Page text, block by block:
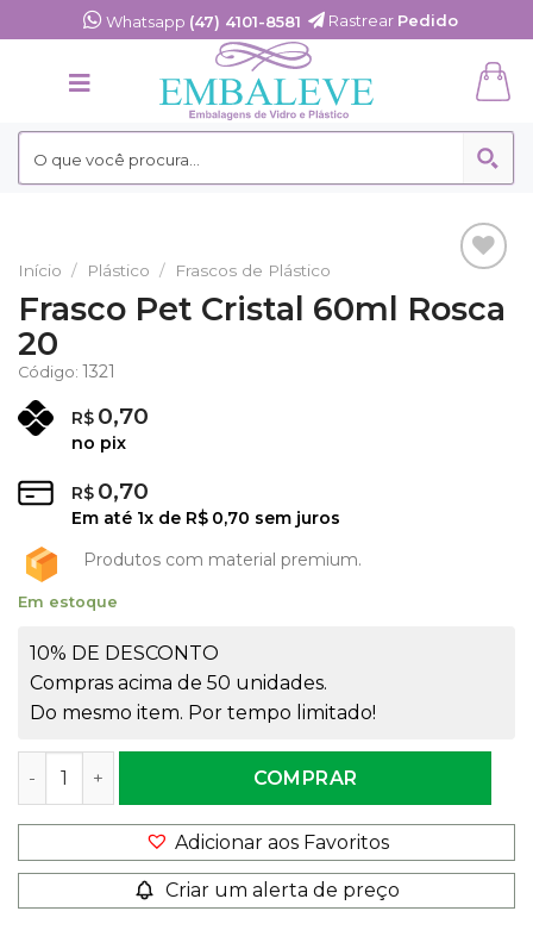
to
content
Whatsapp (47) 4101-8581 Rastrear Pedido
aos
Início / Plástico / Frascos de Plástico
Frasco Pet Cristal 60ml Rosca
20
Código: 1321
R$ 0,70
no pix
R$ 0,70
Em até 1x de R$ 0,70 sem juros
Produtos com material premium.
Em estoque
10% DE DESCONTO
Compras acima de 50 unidades.
Do mesmo item. Por tempo limitado!
COMPRAR
Adicionar aos Favoritos
Criar um alerta de preço